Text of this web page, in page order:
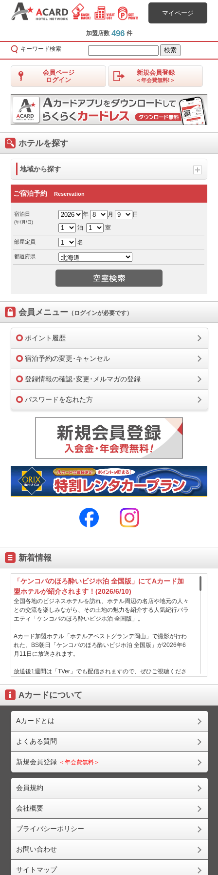
マイページ
加盟店数 496 件
キーワード検索
会員ページ
ログイン
新規会員登録
＜年会費無料!＞
ホテルを探す
地域から探す
ご宿泊予約Reservation
宿泊日
(年/月/日)
年 月
日
泊
室
部屋定員 名
都道府県
会員メニュー （ログインが必要です）
ポイント履歴
宿泊予約の変更･キャンセル
登録情報の確認･変更･メルマガの登録
パスワードを忘れた方
新着情報
「ケンコバのほろ酔いビジホ泊 全国版」にてAカード加
盟ホテルが紹介されます！(2026/6/10)
全国各地のビジネスホテルを訪れ、ホテル周辺の名店や地元の人々
との交流を楽しみながら、その土地の魅力を紹介する人気紀行バラ
エティ「ケンコバのほろ酔いビジホ泊 全国版」。
Aカード加盟ホテル「ホテルアベストグランデ岡山」で撮影が行わ
れた、BS朝日「ケンコバのほろ酔いビジホ泊 全国版」が2026年6
月11日に放送されます。
放送後1週間は「TVer」でも配信されますので、ぜひご視聴くださ
番組名：ケンコバのほろ酔いビジホ泊 全国版
テレビ局：BS朝日
番組公式サイト
TVer番組サイト
「ケンコバのほろ酔いビジホ泊 全国版」にてAカード加
盟ホテルが紹介されました！(2026/6/8)
エティ「ケンコバのほろ酔いビジホ泊 全国版」。
2026年6月4日に放送された同番組にて、Aカード加盟ホテル「ホ
テルブライトイン盛岡」が紹介されました。
Aカードについて
Aカードとは
よくある質問
新規会員登録 ＜年会費無料＞
会員規約
会社概要
プライバシーポリシー
お問い合わせ
サイトマップ